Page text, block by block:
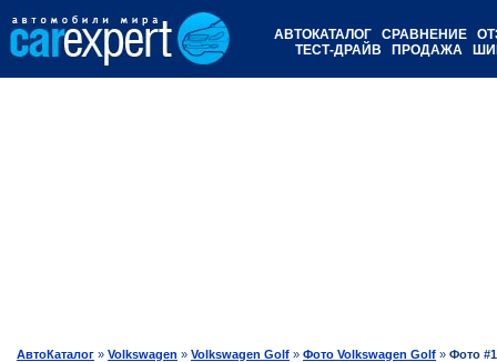
АВТОКАТАЛОГ СРАВНЕНИЕ
ТЕСТ-ДРАЙВ
ПРОДАЖА
АвтоКаталог » Volkswagen » Volkswagen Golf » Фото Volkswagen Golf » Фото